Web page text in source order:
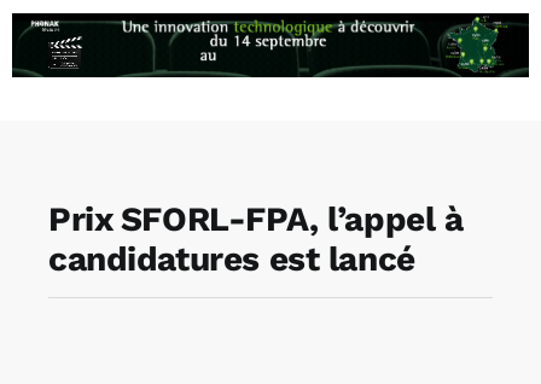
RH et emploi
Prix SFORL-FPA, l’appel à
candidatures est lancé